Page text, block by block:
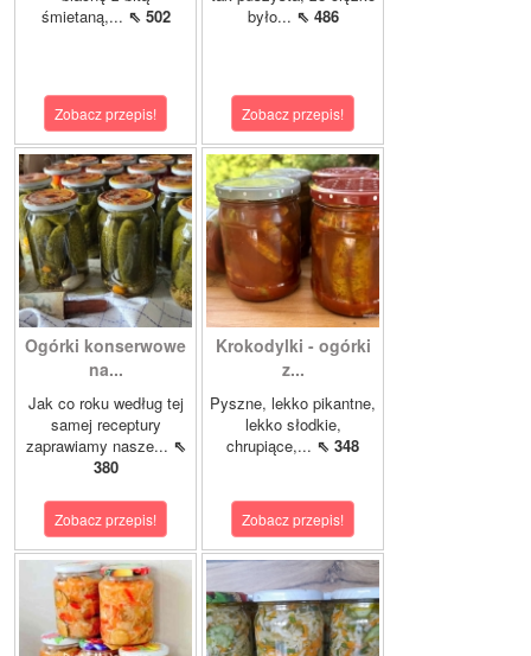
śmietaną,... ⇖ 502
Zobacz przepis!
było... ⇖ 486
Zobacz przepis!
Ogórki konserwowe
na...
Jak co roku według tej
samej receptury
zaprawiamy nasze... ⇖
380
Zobacz przepis!
Krokodylki - ogórki
z...
Pyszne, lekko pikantne,
lekko słodkie,
chrupiące,... ⇖ 348
Zobacz przepis!